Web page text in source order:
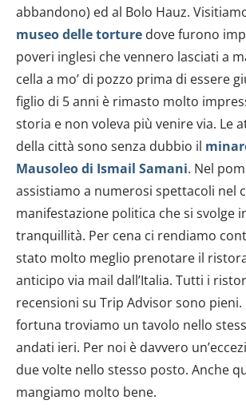
abbandono) ed al Bolo Hauz.
museo delle torture dove furono
poveri inglesi che vennero lasciati a
cella a mo’ di pozzo prima di essere
figlio di 5 anni è rimasto molto
storia e non voleva più venire via. Le
della città sono senza dubbio il
Mausoleo di Ismail Samani. Nel
assistiamo a numerosi spettacoli nel
manifestazione politica che si svolge
tranquillità. Per cena ci rendiamo
stato molto meglio prenotare il
anticipo via mail dall’Italia. Tutti i
recensioni su Trip Advisor sono pieni.
fortuna troviamo un tavolo nello
andati ieri. Per noi è davvero
due volte nello stesso posto. Anche
mangiamo molto bene.